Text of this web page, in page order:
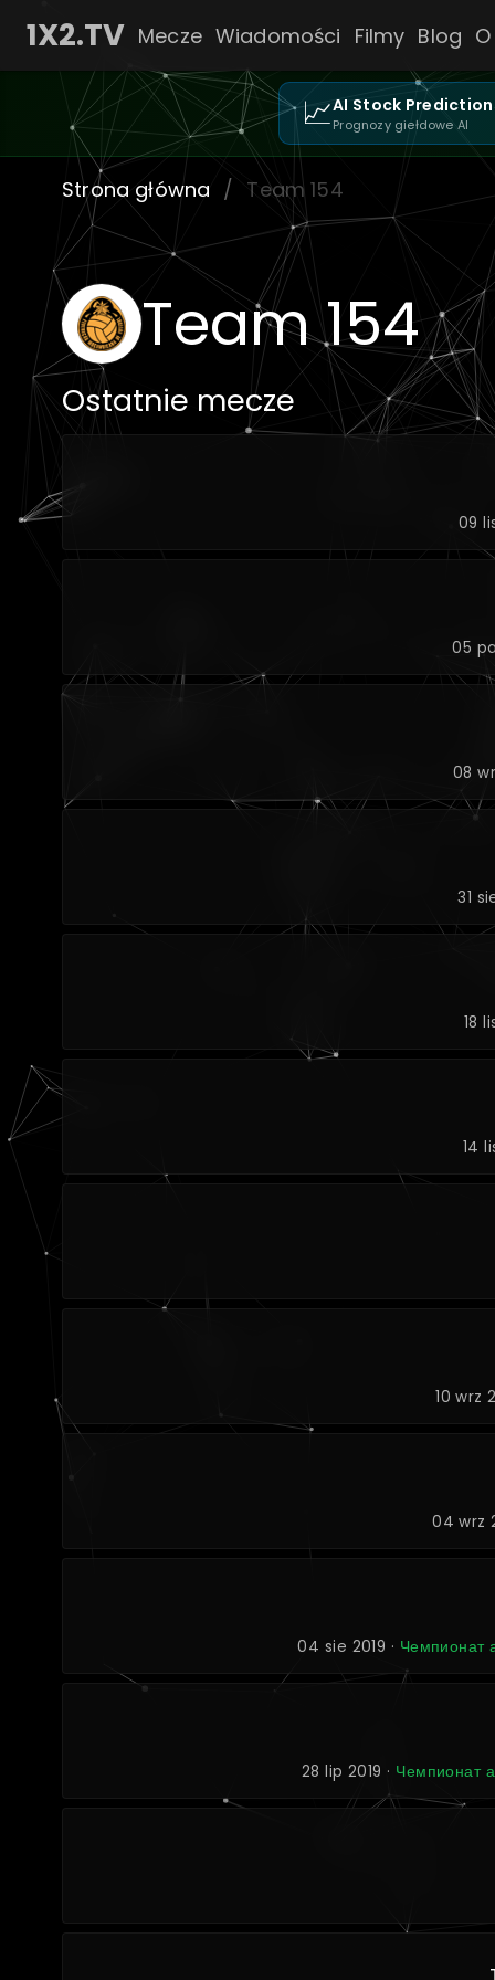
1X2.TV Mecze Wiadomości Filmy Blog
📈AI Stock
Prognozy giełdowe AI
Strona główna / Team 154
Team 154
Ostatnie mecze
09
05
08
31
18
14
10 wrz
04 wrz
04 sie 2019 · Чемпионат
28 lip 2019 · Чемпионат